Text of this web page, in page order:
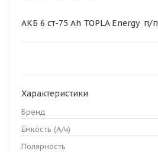
АКБ 6 ст-75 Ah TOPLA Energy п/п
Характеристики
Бренд
Емкость (А/ч)
Полярность